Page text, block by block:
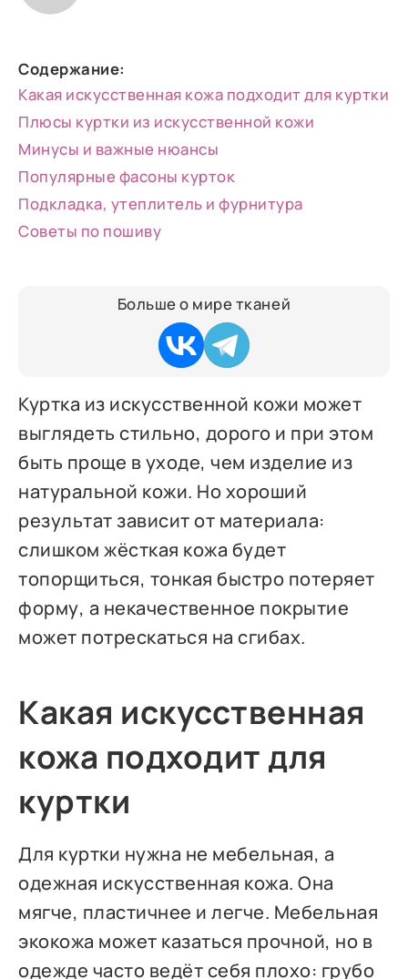
Куртка из искусственной кожи может
выглядеть стильно, дорого и при этом
быть проще в уходе, чем изделие из
натуральной кожи. Но хороший
результат зависит от материала:
слишком жёсткая кожа будет
топорщиться, тонкая быстро потеряет
форму, а некачественное покрытие
может потрескаться на сгибах.
Какая искусственная
кожа подходит для
куртки
Для куртки нужна не мебельная, а
одежная искусственная кожа. Она
мягче, пластичнее и легче. Мебельная
экокожа может казаться прочной, но в
одежде часто ведёт себя плохо: грубо
Содержание:
Какая искусственная кожа подходит для куртки
Плюсы куртки из искусственной кожи
Минусы и важные нюансы
Популярные фасоны курток
Подкладка, утеплитель и фурнитура
Советы по пошиву
Больше о мире тканей